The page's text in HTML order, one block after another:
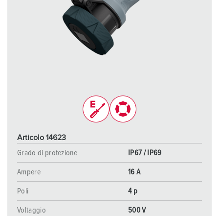
Articolo 14623
Grado di protezione
IP67 / IP69
Ampere 16 A
Poli 4 p
Voltaggio 500 V